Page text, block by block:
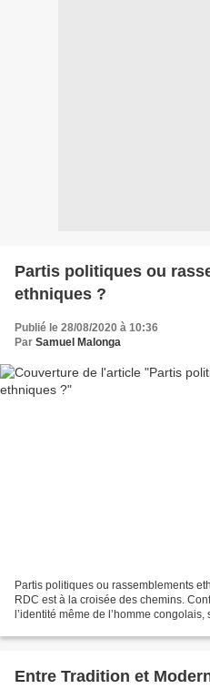
Partis politiques ou
ethniques ?
Publié le 28/08/2020 à 10:36
Par Samuel Malonga
Partis politiques ou rassemblements
RDC est à la croisée des chemins.
l’identité même de l’homme
Entre Tradition et